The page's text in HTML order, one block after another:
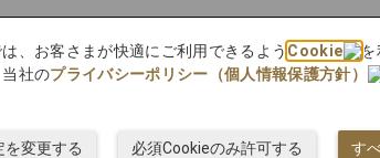
、お客さまが快適にご利用できるようCookie
を
社のプライバシーポリシー（個人情報保護方針）
す
必須Cookieのみ許可する
を変更する